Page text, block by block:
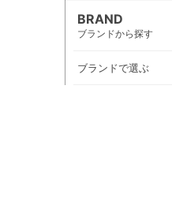
BRAND
ブランドから探す
ブランドで選ぶ